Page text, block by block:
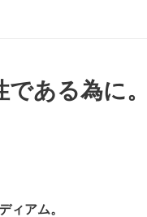
である為に
ィアム。